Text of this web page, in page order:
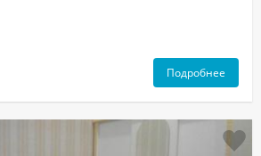
Подробнее